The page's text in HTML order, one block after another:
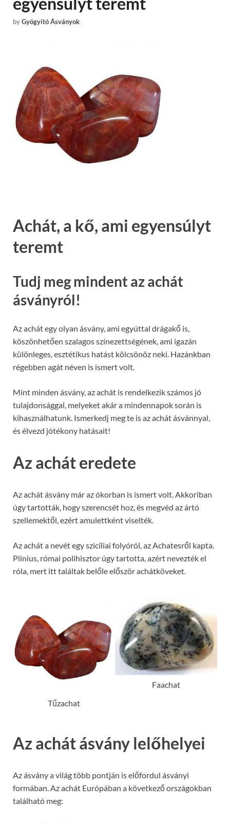
byGyógyító Ásványok
Achát, a kő, ami egyensúlyt
teremt
Tudj meg mindent az achát
ásványról!
Az achát egy olyan ásvány, ami egyúttal drágakő is,
köszönhetően szalagos színezettségének, ami igazán
különleges, esztétikus hatást kölcsönöz neki. Hazánkban
régebben agát néven is ismert volt.
Mint minden ásvány, az achát is rendelkezik számos jó
tulajdonsággal, melyeket akár a mindennapok során is
kihasználhatunk. Ismerkedj meg te is az achát ásvánnyal,
és élvezd jótékony hatásait!
Az achát eredete
Az achát ásvány már az ókorban is ismert volt. Akkoriban
úgy tartották, hogy szerencsét hoz, és megvéd az ártó
szellemektől, ezért amulettként viselték.
Az achát a nevét egy szicíliai folyóról, az Achatesről kapta.
Plinius, római polihisztor úgy tartotta, azért nevezték el
róla, mert itt találtak belőle először achátköveket.
Tűzachat
Faachat
Az achát ásvány lelőhelyei
Az ásvány a világ több pontján is előfordul ásványi
formában. Az achát Európában a következő országokban
található meg: